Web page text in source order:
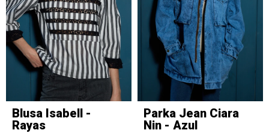
Blusa Isabell -
Rayas
Parka Jean Ciara
Nin - Azul